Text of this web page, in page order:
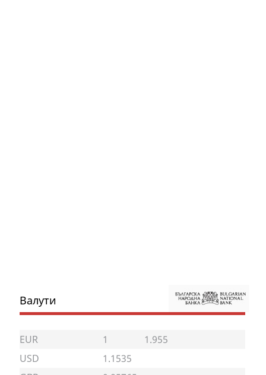
Валути
EUR 1
1.955
USD
1.1535